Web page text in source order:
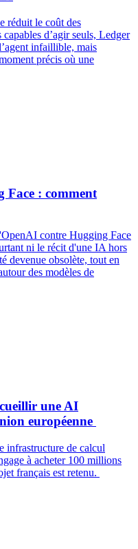
réduit le coût des
d’agir seuls, Ledger
infaillible, mais
précis où une
Face : comment
contre Hugging Face
ni le récit d'une IA hors
devenue obsolète, tout en
des modèles de
une AI
européenne
infrastructure de calcul
à acheter 100 millions
français est retenu.